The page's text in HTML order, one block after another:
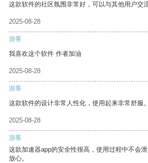
这款软件的社区氛围非常好，可以与其他用户交
2025-08-28
游客
我喜欢这个软件 作者加油
2025-08-28
游客
这款软件的设计非常人性化，使用起来非常舒服。
2025-08-28
游客
这款加速器app的安全性很高，使用过程中不会
放心。